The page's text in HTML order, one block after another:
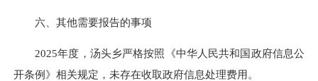
六、其他需要报告的事项
2025年度，汤头乡严格按照《中华人民共和国政府信息公
开条例》相关规定，未存在收取政府信息处理费用。